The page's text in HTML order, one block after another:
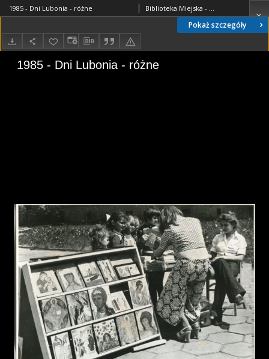
Pokaż szczegóły
1985 - Dni Lubonia - różne Biblioteka Miejska - Sala Historii Miasta